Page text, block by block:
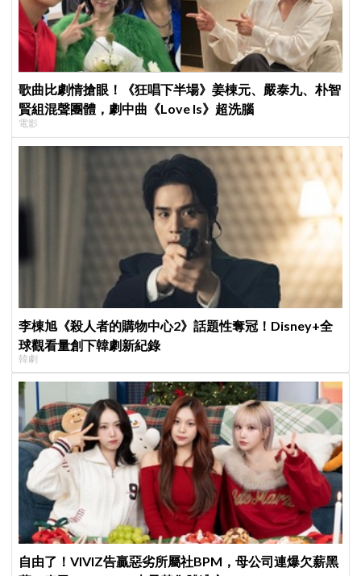
歌曲比劇情搶眼！《狂唱下半場》姜棟元、嚴泰九、朴智
賢組混聲團體，劇中曲《Love Is》超洗腦
電影
李棟旭《殺人者的購物中心2》話題性奪冠！Disney+全
球觀看量創下韓劇新紀錄
韓劇
自由了！VIVIZ告贏惡劣所屬社BPM，母公司連爆欠薪黑